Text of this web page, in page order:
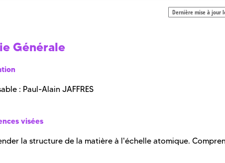
Dernière mise à jour
Générale
: Paul-Alain JAFFRES
visées
la structure de la matière à l'échelle atomique.